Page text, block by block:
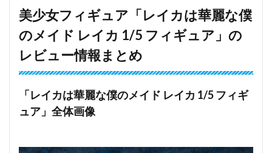
美少女フィギュア「レイカは華麗な僕
のメイド レイカ 1/5 フィギュア」の
レビュー情報まとめ
「レイカは華麗な僕のメイド レイカ 1/5 フィギ
ュア」全体画像